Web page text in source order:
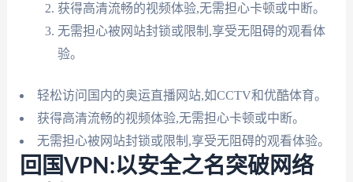
获得高清流畅的视频体验,无需担心卡顿或中断。
无需担心被网站封锁或限制,享受无阻碍的观看体
验。
轻松访问国内的奥运直播网站,如CCTV和优酷体育。
获得高清流畅的视频体验,无需担心卡顿或中断。
无需担心被网站封锁或限制,享受无阻碍的观看体验。
回国VPN:以安全之名突破网络